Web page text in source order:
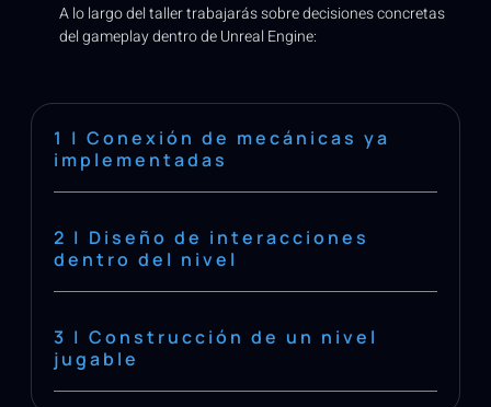
A lo largo del taller trabajarás sobre decisiones concretas
del gameplay dentro de Unreal Engine:
1 | Conexión de mecánicas ya
implementadas
2 | Diseño de interacciones
dentro del nivel
3 | Construcción de un nivel
jugable